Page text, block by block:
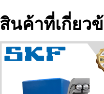
สินค้าที่เกี่ยว